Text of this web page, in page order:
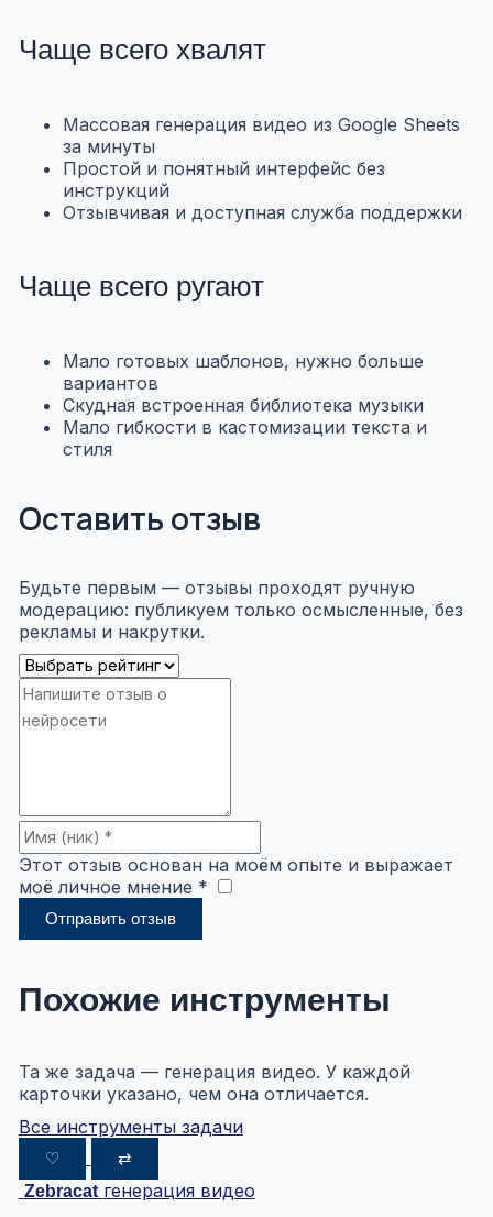
Чаще всего хвалят
Массовая генерация видео из Google Sheets
за минуты
Простой и понятный интерфейс без
инструкций
Отзывчивая и доступная служба поддержки
Чаще всего ругают
Мало готовых шаблонов, нужно больше
вариантов
Скудная встроенная библиотека музыки
Мало гибкости в кастомизации текста и
стиля
Оставить отзыв
Будьте первым — отзывы проходят ручную
модерацию: публикуем только осмысленные, без
рекламы и накрутки.
Этот отзыв основан на моём опыте и выражает
моё личное мнение *
Отправить отзыв
Похожие инструменты
Та же задача — генерация видео. У каждой
карточки указано, чем она отличается.
Все инструменты задачи
♡ ⇄
Zebracat генерация видео